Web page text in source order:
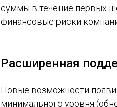
суммы в течение первых
финансовые риски
Расширенная
Новые возможности
минимального уровня